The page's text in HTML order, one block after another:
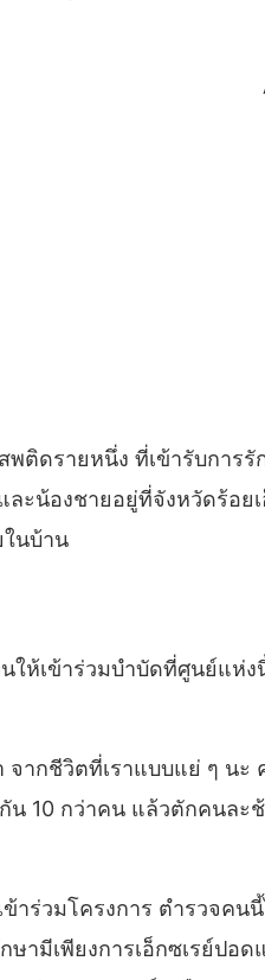
ติดรายหนึ่ง ที่เข้ารับการ
ะน้องชายอยู่ที่จังหวัดร้อ
นบ้าน
ห้เข้าร่วมบำบัดที่ศูนย์แห่
กชีวิตที่เราแบบแย่ ๆ นะ
10 กว่าคน แล้วตักคนละ
าร่วมโครงการ ตำรวจค
ามีเพียงการเอ็กซเรย์ป